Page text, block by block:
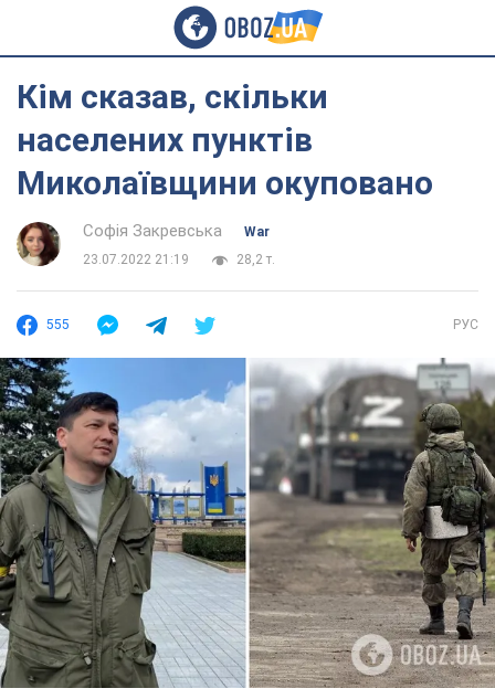
Кім сказав, скільки
населених пунктів
Миколаївщини окуповано
Софія Закревська
War
23.07.2022 21:19
28,2 т.
555 РУС